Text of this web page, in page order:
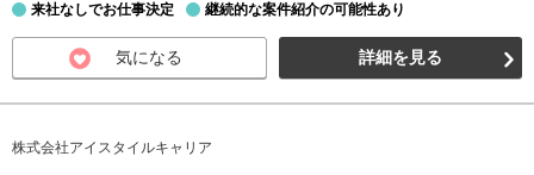
来社なしでお仕事決定 継続的な案件紹介の可能性あり
気になる 詳細を見る
株式会社アイスタイルキャリア